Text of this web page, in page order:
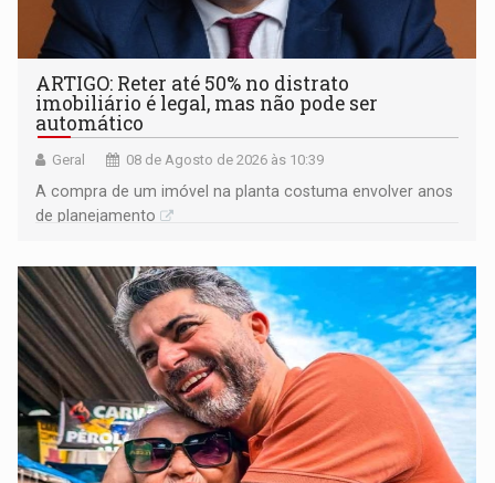
ARTIGO: Reter até 50% no distrato
imobiliário é legal, mas não pode ser
automático
Geral 08 de Agosto de 2026 às 10:39
A compra de um imóvel na planta costuma envolver anos
de planejamento